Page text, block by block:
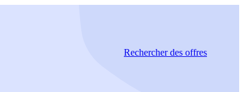
Rechercherdes offres